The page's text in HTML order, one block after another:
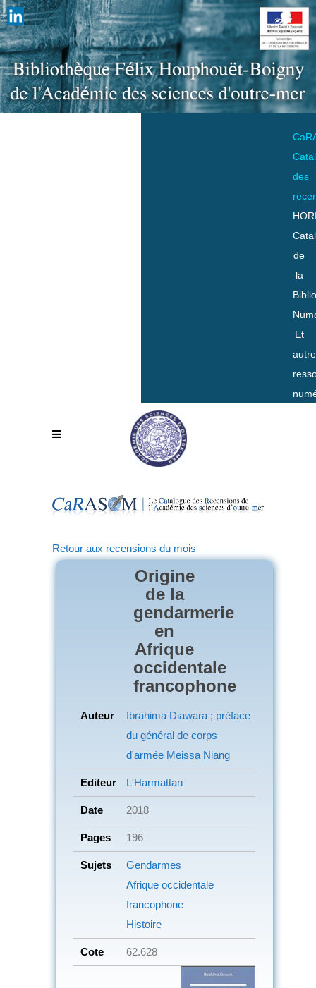
des
de
la
Et
Retour aux recensions du mois
Origine
de la
gendarmerie
en
Afrique
occidentale
francophone
Auteur
Ibrahima Diawara ; préface
du général de corps
d'armée Meissa Niang
Editeur L'Harmattan
Date 2018
Pages 196
Sujets
Gendarmes
Afrique occidentale
francophone
Histoire
Cote 62.628